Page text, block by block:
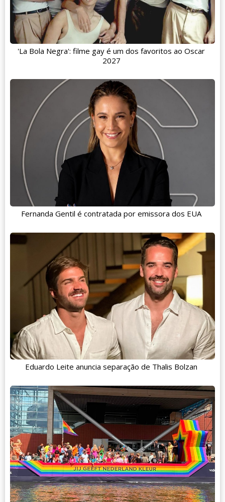
'La Bola Negra': filme gay é um dos favoritos ao Oscar
2027
Fernanda Gentil é contratada por emissora dos EUA
Eduardo Leite anuncia separação de Thalis Bolzan